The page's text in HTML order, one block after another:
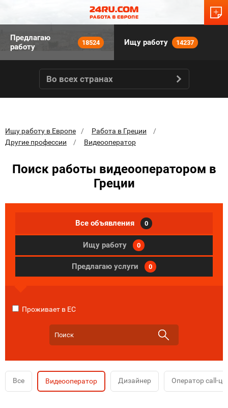
Предлагаю
работу
18524 Ищу работу 14237
Во всех странах
Ищу работу в Европе
Работа в Греции
Другие профессии
Видеооператор
Поиск работы видеооператором в
Греции
Все объявления 0
Ищу работу 0
Предлагаю услуги 0
Проживает в ЕС
Все Видеооператор Дизайнер Оператор call-